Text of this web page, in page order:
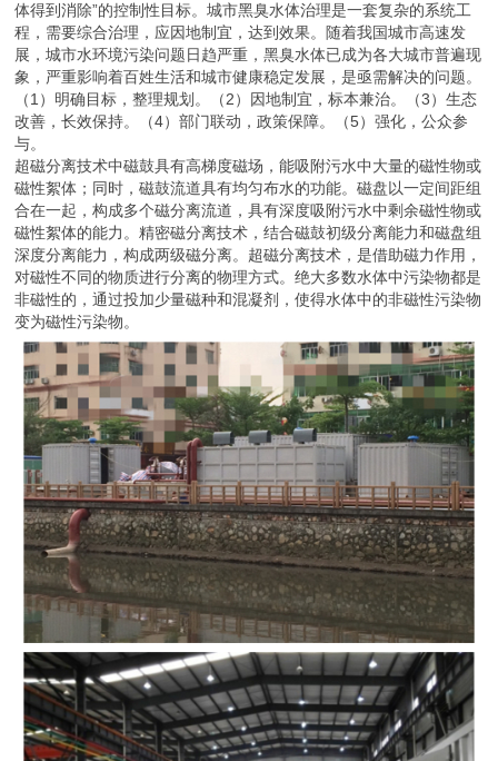
体得到消除”的控制性目标。城市黑臭水体治理是一套复杂的系统工
程，需要综合治理，应因地制宜，达到效果。随着我国城市高速发
展，城市水环境污染问题日趋严重，黑臭水体已成为各大城市普遍现
象，严重影响着百姓生活和城市健康稳定发展，是亟需解决的问题。
（1）明确目标，整理规划。（2）因地制宜，标本兼治。（3）生态
改善，长效保持。（4）部门联动，政策保障。（5）强化，公众参
与。
超磁分离技术中磁鼓具有高梯度磁场，能吸附污水中大量的磁性物或
磁性絮体；同时，磁鼓流道具有均匀布水的功能。磁盘以一定间距组
合在一起，构成多个磁分离流道，具有深度吸附污水中剩余磁性物或
磁性絮体的能力。精密磁分离技术，结合磁鼓初级分离能力和磁盘组
深度分离能力，构成两级磁分离。超磁分离技术，是借助磁力作用，
对磁性不同的物质进行分离的物理方式。绝大多数水体中污染物都是
非磁性的，通过投加少量磁种和混凝剂，使得水体中的非磁性污染物
变为磁性污染物。